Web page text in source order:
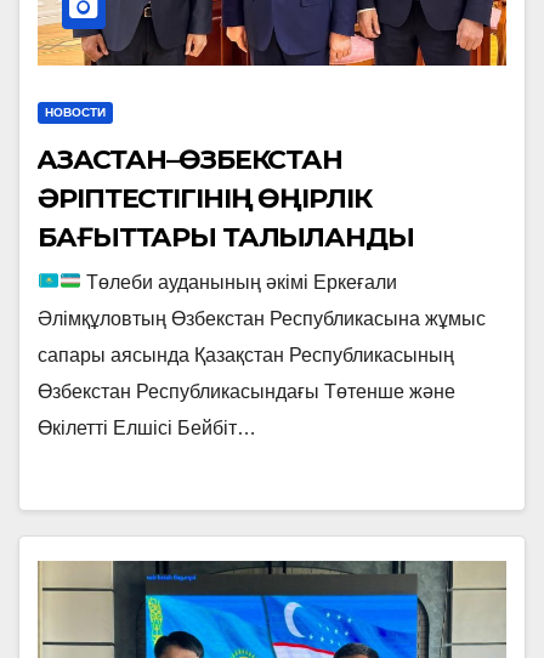
НОВОСТИ
ҚАЗАҚСТАН–ӨЗБЕКСТАН
ӘРІПТЕСТІГІНІҢ ӨҢІРЛІК
БАҒЫТТАРЫ ТАЛҚЫЛАНДЫ
Төлеби ауданының әкімі Еркеғали
Әлімқұловтың Өзбекстан Республикасына жұмыс
сапары аясында Қазақстан Республикасының
Өзбекстан Республикасындағы Төтенше және
Өкілетті Елшісі Бейбіт…